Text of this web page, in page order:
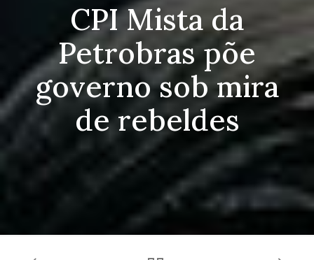
CPI Mista da
Petrobras põe
governo sob mira
de rebeldes